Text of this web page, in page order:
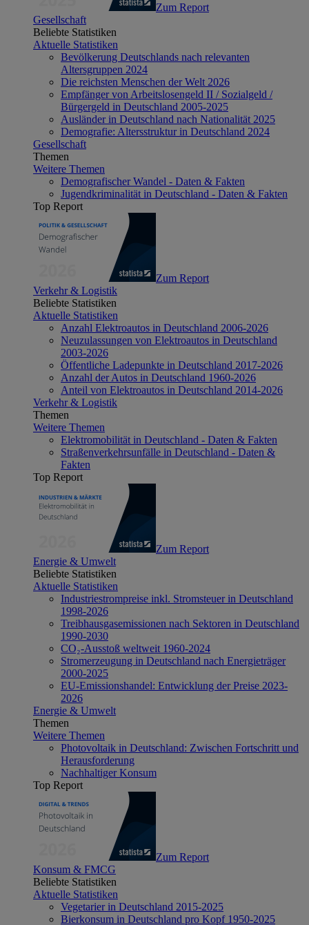
Zum Report
Gesellschaft
Beliebte Statistiken
Aktuelle Statistiken
Bevölkerung Deutschlands nach relevanten
Altersgruppen 2024
Die reichsten Menschen der Welt 2026
Empfänger von Arbeitslosengeld II / Sozialgeld /
Bürgergeld in Deutschland 2005-2025
Ausländer in Deutschland nach Nationalität 2025
Demografie: Altersstruktur in Deutschland 2024
Gesellschaft
Themen
Weitere Themen
Demografischer Wandel - Daten & Fakten
Jugendkriminalität in Deutschland - Daten & Fakten
Top Report
Zum Report
Verkehr & Logistik
Beliebte Statistiken
Aktuelle Statistiken
Anzahl Elektroautos in Deutschland 2006-2026
Neuzulassungen von Elektroautos in Deutschland
2003-2026
Öffentliche Ladepunkte in Deutschland 2017-2026
Anzahl der Autos in Deutschland 1960-2026
Anteil von Elektroautos in Deutschland 2014-2026
Verkehr & Logistik
Themen
Weitere Themen
Elektromobilität in Deutschland - Daten & Fakten
Straßenverkehrsunfälle in Deutschland - Daten &
Fakten
Top Report
Zum Report
Energie & Umwelt
Beliebte Statistiken
Aktuelle Statistiken
Industriestrompreise inkl. Stromsteuer in Deutschland
1998-2026
Treibhausgasemissionen nach Sektoren in Deutschland
1990-2030
CO₂-Ausstoß weltweit 1960-2024
Stromerzeugung in Deutschland nach Energieträger
2000-2025
EU-Emissionshandel: Entwicklung der Preise 2023-
2026
Energie & Umwelt
Themen
Weitere Themen
Photovoltaik in Deutschland: Zwischen Fortschritt und
Herausforderung
Nachhaltiger Konsum
Top Report
Zum Report
Konsum & FMCG
Beliebte Statistiken
Aktuelle Statistiken
Vegetarier in Deutschland 2015-2025
Bierkonsum in Deutschland pro Kopf 1950-2025